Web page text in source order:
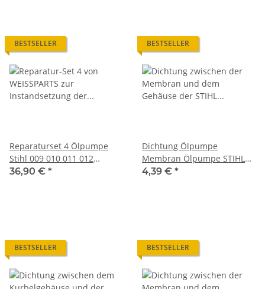
BESTSELLER
Reparaturset 4 Ölpumpe
Stihl 009 010 011 012
Membran Dichtung O-Ring
36,90 € *
BESTSELLER
Dichtung Ölpumpe
Membran Ölpumpe STIHL
009 010 011 012 Motorsäge
4,39 € *
BESTSELLER BESTSELLER